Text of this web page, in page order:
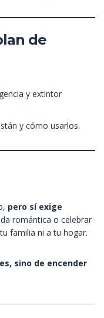
de
y extintor
y cómo usarlos.
pero sí exige
romántica o celebrar
familia ni a tu hogar.
sino de encender